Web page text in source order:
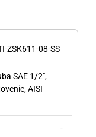
ZSK611-08-SS
SAE 1/2",
AISI
-